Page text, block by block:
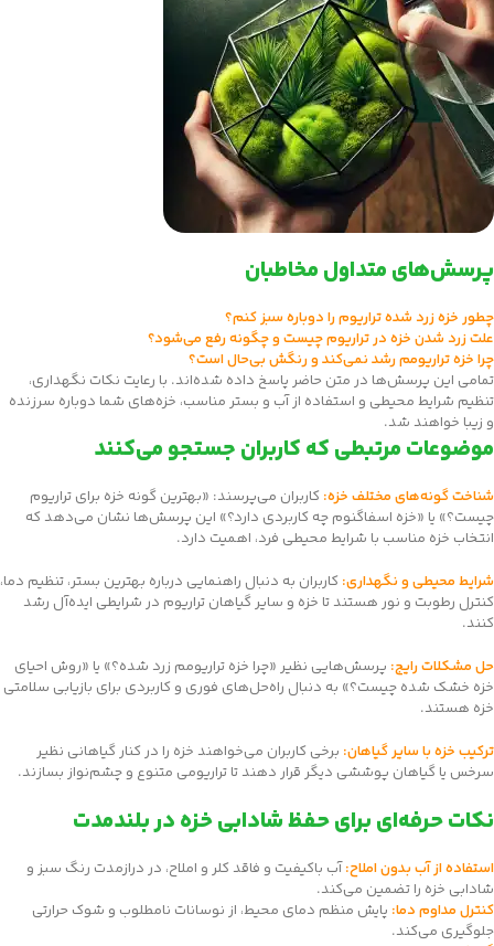
پرسش‌های متداول مخاطبان
چطور خزه زرد شده تراریوم را دوباره سبز کنم؟
علت زرد شدن خزه در تراریوم چیست و چگونه رفع می‌شود؟
چرا خزه تراریومم رشد نمی‌کند و رنگش بی‌حال است؟
تمامی این پرسش‌ها در متن حاضر پاسخ داده شده‌اند. با رعایت نکات نگهداری،
تنظیم شرایط محیطی و استفاده از آب و بستر مناسب، خزه‌های شما دوباره سرزنده
و زیبا خواهند شد.
موضوعات مرتبطی که کاربران جستجو می‌کنند
شناخت گونه‌های مختلف خزه: کاربران می‌پرسند: «بهترین گونه خزه برای تراریوم
چیست؟» یا «خزه اسفاگنوم چه کاربردی دارد؟» این پرسش‌ها نشان می‌دهد که
انتخاب خزه مناسب با شرایط محیطی فرد، اهمیت دارد.
شرایط محیطی و نگهداری: کاربران به دنبال راهنمایی درباره بهترین بستر، تنظیم دما،
کنترل رطوبت و نور هستند تا خزه و سایر گیاهان تراریوم در شرایطی ایده‌آل رشد
کنند.
حل مشکلات رایج: پرسش‌هایی نظیر «چرا خزه تراریومم زرد شده؟» یا «روش احیای
خزه خشک شده چیست؟» به دنبال راه‌حل‌های فوری و کاربردی برای بازیابی سلامتی
خزه هستند.
ترکیب خزه با سایر گیاهان: برخی کاربران می‌خواهند خزه را در کنار گیاهانی نظیر
سرخس یا گیاهان پوششی دیگر قرار دهند تا تراریومی متنوع و چشم‌نواز بسازند.
نکات حرفه‌ای برای حفظ شادابی خزه در بلندمدت
استفاده از آب بدون املاح:آب باکیفیت و فاقد کلر و املاح، در درازمدت رنگ سبز و
شادابی خزه را تضمین می‌کند.
کنترل مداوم دما: پایش منظم دمای محیط، از نوسانات نامطلوب و شوک حرارتی
جلوگیری می‌کند.